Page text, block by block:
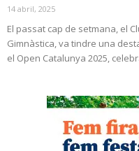
14 abril, 2025
El passat cap de setmana, el
Gimnàstica, va tindre una
el Open Catalunya 2025,